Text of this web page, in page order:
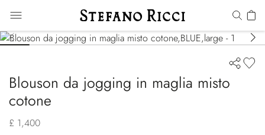
Blouson da jogging in maglia misto
cotone
£ 1,400